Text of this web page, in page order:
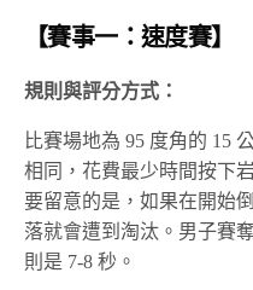
【賽事一：速度賽】
規則與評分方式：
比賽場地為 95 度角的 15
相同，花費最少時間按下
要留意的是，如果在開始
落就會遭到淘汰。男子賽
則是 7-8 秒。